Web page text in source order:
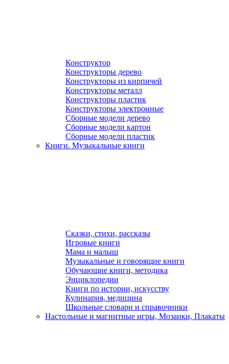
Конструктор
Конструкторы дерево
Конструкторы из кирпичей
Конструкторы металл
Конструкторы пластик
Конструкторы электронные
Сборные модели дерево
Сборные модели картон
Сборные модели пластик
Книги. Музыкальные книги
Сказки, стихи, рассказы
Игровые книги
Мама и малыш
Музыкальные и говорящие книги
Обучающие книги, методика
Энциклопедии
Книги по истории, искусству
Кулинария, медицина
Школьные словари и справочники
Настольные и магнитные игры, Мозаики, Плакаты